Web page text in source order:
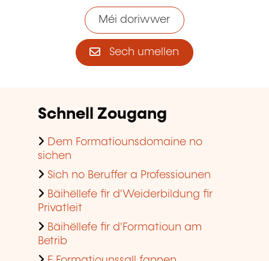
Méi doriwwer
Sech umellen
Schnell Zougang
Dem Formatiounsdomaine no
sichen
Sich no Beruffer a Professiounen
Bäihëllefe fir d'Weiderbildung fir
Privatleit
Bäihëllefe fir d'Formatioun am
Betrib